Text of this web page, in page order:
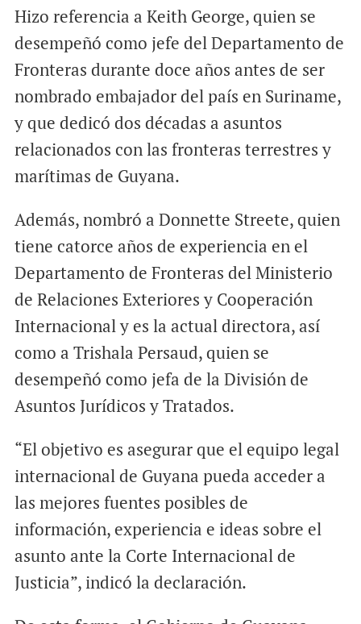
Hizo referencia a Keith George, quien se
desempeñó como jefe del Departamento de
Fronteras durante doce años antes de ser
nombrado embajador del país en Suriname,
y que dedicó dos décadas a asuntos
relacionados con las fronteras terrestres y
marítimas de Guyana.
Además, nombró a Donnette Streete, quien
tiene catorce años de experiencia en el
Departamento de Fronteras del Ministerio
de Relaciones Exteriores y Cooperación
Internacional y es la actual directora, así
como a Trishala Persaud, quien se
desempeñó como jefa de la División de
Asuntos Jurídicos y Tratados.
“El objetivo es asegurar que el equipo legal
internacional de Guyana pueda acceder a
las mejores fuentes posibles de
información, experiencia e ideas sobre el
asunto ante la Corte Internacional de
Justicia”, indicó la declaración.